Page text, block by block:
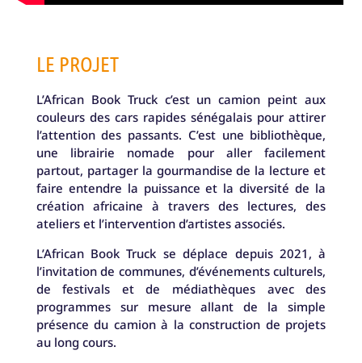
LE PROJET
L’African Book Truck c’est un camion peint aux
couleurs des cars rapides sénégalais pour attirer
l’attention des passants. C’est une bibliothèque,
une librairie nomade pour aller facilement
partout, partager la gourmandise de la lecture et
faire entendre la puissance et la diversité de la
création africaine à travers des lectures, des
ateliers et l’intervention d’artistes associés.
L’African Book Truck se déplace depuis 2021, à
l’invitation de communes, d’événements culturels,
de festivals et de médiathèques avec des
programmes sur mesure allant de la simple
présence du camion à la construction de projets
au long cours.